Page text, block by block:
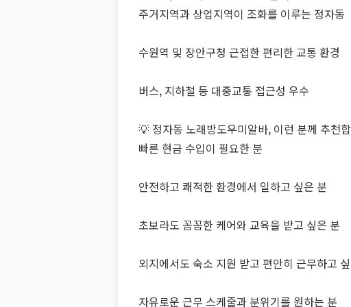
주거지역과 상업지역이 조화를 이루는 정자동
수원역 및 장안구청 근접한 편리한 교통 환경
버스, 지하철 등 대중교통 접근성 우수
💡 정자동 노래방도우미알바, 이런 분께 추천
빠른 현금 수입이 필요한 분
안전하고 쾌적한 환경에서 일하고 싶은 분
초보라도 꼼꼼한 케어와 교육을 받고 싶은 분
외지에서도 숙소 지원 받고 편안히 근무하고
자유로운 근무 스케줄과 분위기를 원하는 분